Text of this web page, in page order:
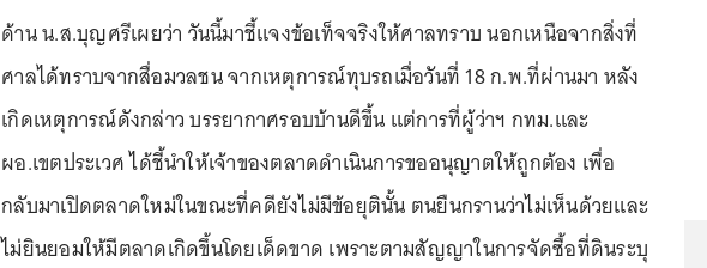
ด้าน น.ส.บุญศรีเผยว่า วันนี้มาชี้แจงข้อเท็จจริงให้ศาลทราบ นอกเหนือจากสิ่งที่
ศาลได้ทราบจากสื่อมวลชน จากเหตุการณ์ทุบรถเมื่อวันที่ 18 ก.พ.ที่ผ่านมา หลัง
เกิดเหตุการณ์ดังกล่าว บรรยากาศรอบบ้านดีขึ้น แต่การที่ผู้ว่าฯ กทม.และ
ผอ.เขตประเวศ ได้ชี้นำให้เจ้าของตลาดดำเนินการขออนุญาตให้ถูกต้อง เพื่อ
กลับมาเปิดตลาดใหม่ในขณะที่คดียังไม่มีข้อยุตินั้น ตนยืนกรานว่าไม่เห็นด้วยและ
ไม่ยินยอมให้มีตลาดเกิดขึ้นโดยเด็ดขาด เพราะตามสัญญาในการจัดซื้อที่ดินระบุ